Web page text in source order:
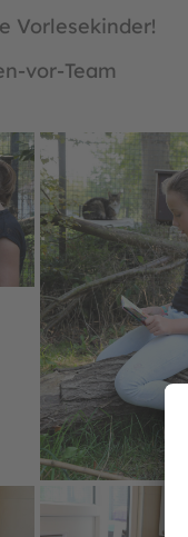
Vorlesekinder!
vor-Team